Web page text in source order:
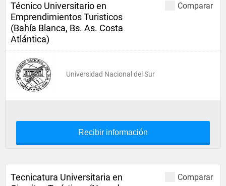
Comparar
Técnico Universitario en
Emprendimientos Turisticos
(Bahía Blanca, Bs. As. Costa
Atlántica)
Universidad Nacional del Sur
Recibir información
Comparar
Tecnicatura Universitaria en